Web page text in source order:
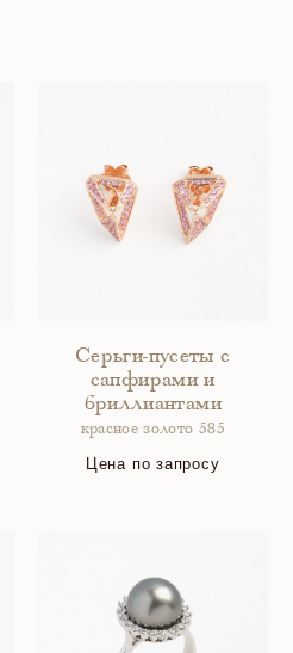
Серьги-пусеты с
сапфирами и
бриллиантами
красное золото 585
Цена по запросу